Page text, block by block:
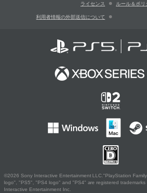
ライセンス ルール＆ポリ
利用者情報の外部送信について
©2026 Sony Interactive Entertainment LLC."PlayStation
logo", "PS5", "PS4 logo" and "PS4" are registered trademarks
Interactive Entertainment Inc.